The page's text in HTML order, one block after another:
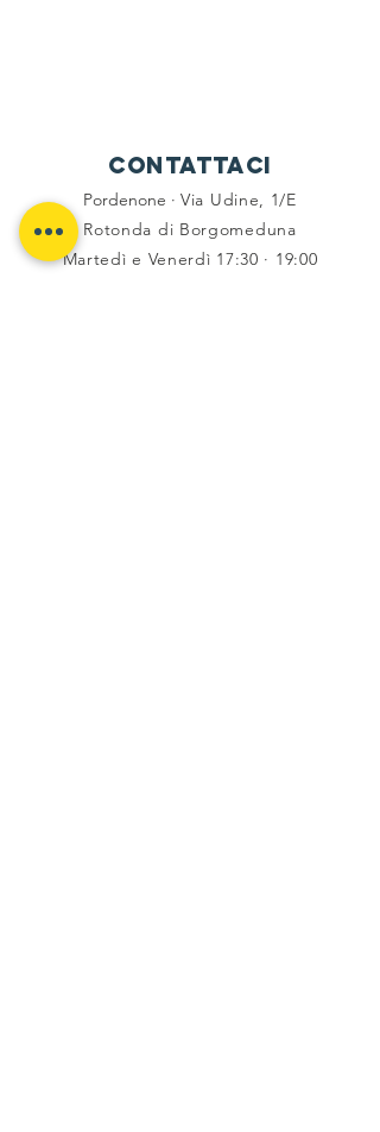
Contattaci
Pordenone ·Via Udine, 1/E
Rotonda di Borgomeduna
Martedì e Venerdì 17:30 · 19:00